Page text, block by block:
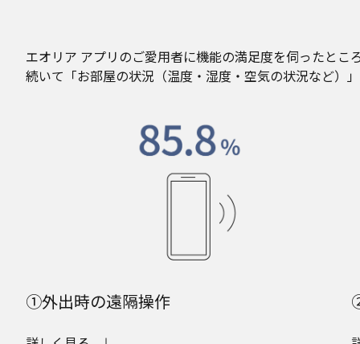
エオリア アプリのご愛用者に機能の満足度を伺ったとこ
続いて「お部屋の状況（温度・湿度・空気の状況など）
①外出時の遠隔操作